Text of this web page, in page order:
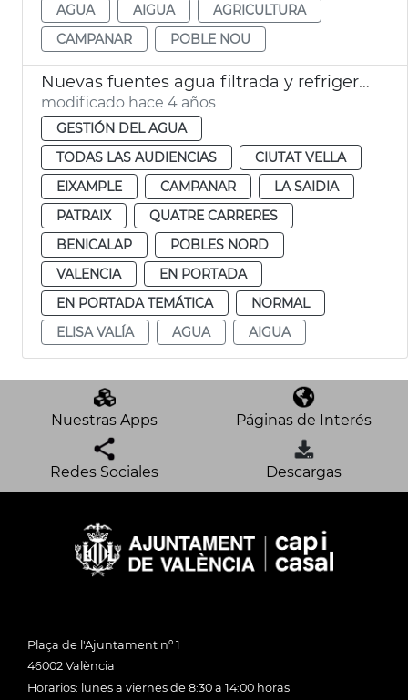
AGUA
AIGUA
AGRICULTURA
CAMPANAR
POBLE NOU
Nuevas fuentes agua filtrada y refrigerada
modificado hace 4 años
GESTIÓN DEL AGUA
TODAS LAS AUDIENCIAS
CIUTAT VELLA
EIXAMPLE
CAMPANAR
LA SAIDIA
PATRAIX
QUATRE CARRERES
BENICALAP
POBLES NORD
VALENCIA
EN PORTADA
EN PORTADA TEMÁTICA
NORMAL
ELISA VALÍA
AGUA AIGUA
Nuestras Apps Páginas de Interés
Redes Sociales Descargas
Plaça de l'Ajuntament nº 1
46002 València
Horarios: lunes a viernes de 8:30 a 14:00 horas